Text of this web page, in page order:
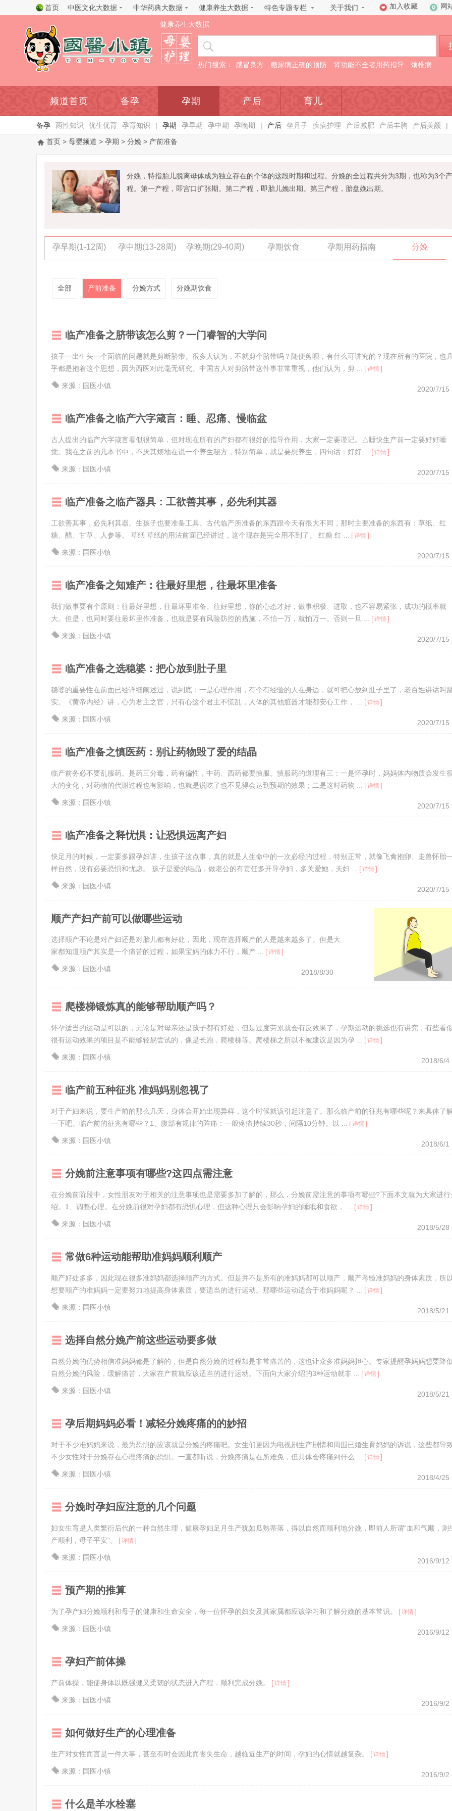
首页 中医文化大数据 中华药典大数据 健康养生大数据 特色专题专栏 关于我们 加入收藏 网
健康养生大数据
热门搜索： 感冒良方 糖尿病正确的预防 肾功能不全者用药指导 颈椎病
频道首页 备孕 孕期 产后 育儿
备孕 两性知识 优生优育 孕育知识 | 孕期 孕早期 孕中期 孕晚期 | 产后 坐月子 疾病护理 产后减肥 产后丰胸 产后美颜
|
首页 > 母婴频道 > 孕期 > 分娩 > 产前准备
分娩，特指胎儿脱离母体成为独立存在的个体的这段时期和过程。分娩的全过程共分为3期，也称为3个产
程。第一产程，即宫口扩张期。第二产程，即胎儿娩出期。第三产程，胎盘娩出期。
孕早期(1-12周) 孕中期(13-28周) 孕晚期(29-40周) 孕期饮食 孕期用药指南 分娩
全部 产前准备 分娩方式 分娩期饮食
临产准备之脐带该怎么剪？一门睿智的大学问
孩子一出生头一个面临的问题就是剪断脐带。很多人认为，不就剪个脐带吗？随便剪呗，有什么可讲究的？现在所有的医院，也
乎都是抱着这个思想，因为西医对此毫无研究。中国古人对剪脐带这件事非常重视，他们认为，剪 ...
[详情]
2020/7/15
来源：国医小镇
临产准备之临产六字箴言：睡、忍痛、慢临盆
古人提出的临产六字箴言看似很简单，但对现在所有的产妇都有很好的指导作用，大家一定要谨记。△睡快生产前一定要好好睡
觉。我在之前的几本书中，不厌其烦地在说一个养生秘方，特别简单，就是要想养生，四句话：好好 ...
[详情]
2020/7/15
来源：国医小镇
临产准备之临产器具：工欲善其事，必先利其器
工欲善其事，必先利其器。生孩子也要准备工具。古代临产所准备的东西跟今天有很大不同，那时主要准备的东西有：草纸、红
糖、醋、甘草、人参等。 草纸 草纸的用法前面已经讲过，这个现在是完全用不到了。 红糖 红 ...
[详情]
2020/7/15
来源：国医小镇
临产准备之知难产：往最好里想，往最坏里准备
我们做事要有个原则：往最好里想，往最坏里准备。往好里想，你的心态才好，做事积极、进取，也不容易紧张，成功的概率就
大。但是，也同时要往最坏里作准备，也就是要有风险防控的措施，不怕一万，就怕万一。否则一旦 ...
[详情]
2020/7/15
来源：国医小镇
临产准备之选稳婆：把心放到肚子里
稳婆的重要性在前面已经详细阐述过，说到底：一是心理作用，有个有经验的人在身边，就可把心放到肚子里了，老百姓讲话叫
实。《黄帝内经》讲，心为君主之官，只有心这个君主不慌乱，人体的其他脏器才能都安心工作， ...
[详情]
2020/7/15
来源：国医小镇
临产准备之慎医药：别让药物毁了爱的结晶
临产前务必不要乱服药。是药三分毒，药有偏性，中药、西药都要慎服。慎服药的道理有三：一是怀孕时，妈妈体内物质会发生
大的变化，对药物的代谢过程也有影响，也就是说吃了也不见得会达到预期的效果；二是这时药物 ...
[详情]
2020/7/15
来源：国医小镇
临产准备之释忧惧：让恐惧远离产妇
快足月的时候，一定要多跟孕妇讲，生孩子这点事，真的就是人生命中的一次必经的过程，特别正常，就像飞禽抱卵、走兽怀胎
样自然，没有必要恐惧和忧虑。 孩子是爱的结晶，做老公的有责任多开导孕妇，多关爱她，夫妇 ...
[详情]
2020/7/15
来源：国医小镇
顺产产妇产前可以做哪些运动
选择顺产不论是对产妇还是对胎儿都有好处，因此，现在选择顺产的人是越来越多了。但是大
家都知道顺产其实是一个痛苦的过程，如果宝妈的体力不行，顺产 ...
[详情]
2018/8/30
来源：国医小镇
爬楼梯锻炼真的能够帮助顺产吗？
怀孕适当的运动是可以的，无论是对母亲还是孩子都有好处，但是过度劳累就会有反效果了，孕期运动的挑选也有讲究，有些看
很有运动效果的项目是不能够轻易尝试的，像是长跑，爬楼梯等。爬楼梯之所以不被建议是因为孕 ...
[详情]
2018/6/4
来源：国医小镇
临产前五种征兆 准妈妈别忽视了
对于产妇来说，要生产前的那么几天，身体会开始出现异样，这个时候就该引起注意了。那么临产前的征兆有哪些呢？来具体了
一下吧。临产前的征兆有哪些？1、腹部有规律的阵痛：一般疼痛持续30秒，间隔10分钟。以 ...
[详情]
2018/6/1
来源：国医小镇
分娩前注意事项有哪些?这四点需注意
在分娩前阶段中，女性朋友对于相关的注意事项也是需要多加了解的，那么，分娩前需注意的事项有哪些?下面本文就为大家进行
绍。1、调整心理。在分娩前很对孕妇都有恐惧心理，但这种心理只会影响孕妇的睡眠和食欲， ...
[详情]
2018/5/28
来源：国医小镇
常做6种运动能帮助准妈妈顺利顺产
顺产好处多多，因此现在很多准妈妈都选择顺产的方式。但是并不是所有的准妈妈都可以顺产，顺产考验准妈妈的身体素质，所
想要顺产的准妈妈一定要努力地提高身体素质，要适当的进行运动。那哪些运动适合于准妈妈呢？ ...
[详情]
2018/5/21
来源：国医小镇
选择自然分娩产前这些运动要多做
自然分娩的优势相信准妈妈都是了解的，但是自然分娩的过程却是非常痛苦的，这也让众多准妈妈担心。专家提醒孕妈妈想要降
自然分娩的风险，缓解痛苦，大家在产前就应该适当的进行运动。下面向大家介绍的3种运动就非 ...
[详情]
2018/5/21
来源：国医小镇
孕后期妈妈必看！减轻分娩疼痛的的妙招
对于不少准妈妈来说，最为恐惧的应该就是分娩的疼痛吧。女生们更因为电视剧生产剧情和周围已婚生育妈妈的诉说，这些都导
不少女性对于分娩存在心理疼痛的恐惧。一直都听说，分娩疼痛是在所难免，但具体会疼痛到什么 ...
[详情]
2018/4/25
来源：国医小镇
分娩时孕妇应注意的几个问题
妇女生育是人类繁衍后代的一种自然生理，健康孕妇足月生产犹如瓜熟蒂落，得以自然而顺利地分娩，即前人所谓“血和气顺，则
产顺利，母子平安”。
[详情]
2016/9/12
来源：国医小镇
预产期的推算
为了孕产妇分娩顺利和母子的健康和生命安全，每一位怀孕的妇女及其家属都应该学习和了解分娩的基本常识。 [详情]
2016/9/12
来源：国医小镇
孕妇产前体操
产前体操，能使身体以既强健又柔韧的状态进入产程，顺利完成分娩。 [详情]
2016/9/2
来源：国医小镇
如何做好生产的心理准备
生产对女性而言是一件大事，甚至有时会因此而丧失生命，越临近生产的时间，孕妇的心情就越复杂。 [详情]
2016/9/2
来源：国医小镇
什么是羊水栓塞